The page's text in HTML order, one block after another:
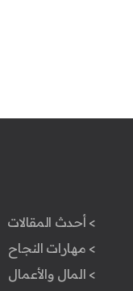
> أحدث المقالات
> مهارات النجاح
> المال والأعمال